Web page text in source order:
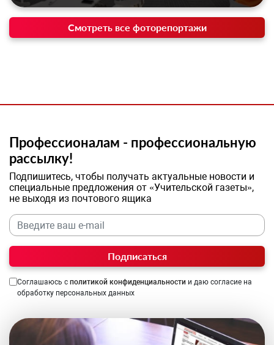
Смотреть все фоторепортажи
Профессионалам - профессиональную
рассылку!
Подпишитесь, чтобы получать актуальные новости и
специальные предложения от «Учительской газеты»,
не выходя из почтового ящика
Подписаться
Соглашаюсь с политикой конфиденциальности и даю согласие на
обработку персональных данных